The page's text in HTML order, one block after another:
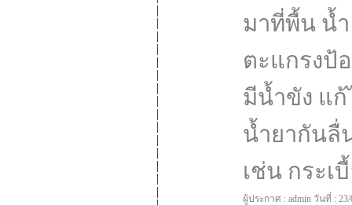
มาที่พื้น น้ำ
ตะแกรงป้
มีน้ำขัง แ
น้ำยากันลื่
เช่น กระเ
ผู้ประกาศ : admin วันที่ : 23/